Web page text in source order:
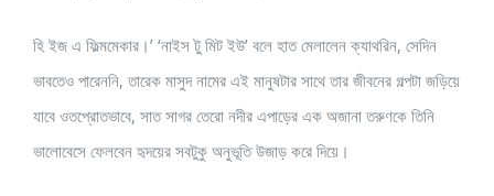
হি ইজ এ ফিল্মমেকার।’ ‘নাইস টু মিট ইউ’ বলে হাত মেলালেন ক্যাথরিন, সেদিন
ভাবতেও পারেননি, তারেক মাসুদ নামের এই মানুষটার সাথে তার জীবনের গল্পটা জড়িয়ে
যাবে ওতপ্রোতভাবে, সাত সাগর তেরো নদীর এপাড়ের এক অজানা তরুণকে তিনি
ভালোবেসে ফেলবেন হৃদয়ের সবটুকু অনুভূতি উজাড় করে দিয়ে।